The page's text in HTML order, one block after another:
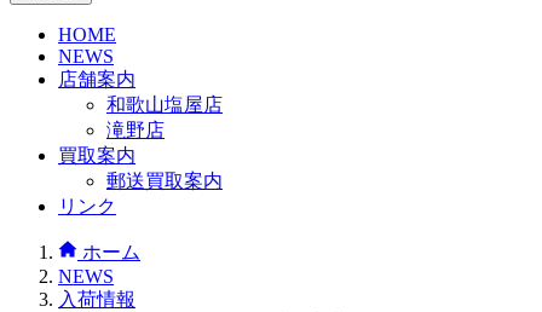
HOME
NEWS
店舗案内
和歌山塩屋店
滝野店
買取案内
郵送買取案内
リンク
ホーム
NEWS
入荷情報